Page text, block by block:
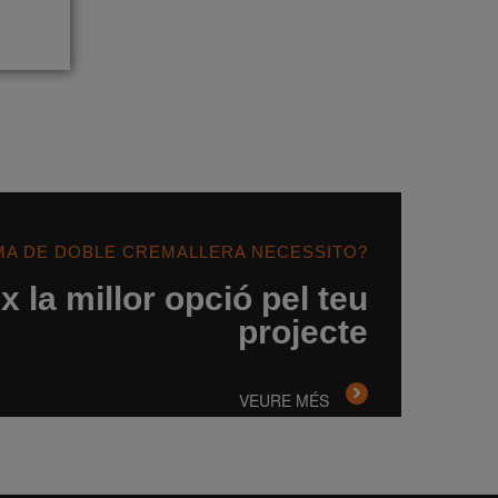
DE DOBLE CREMALLERA NECESSITO?
la millor opció pel teu
projecte
VEURE MÉS